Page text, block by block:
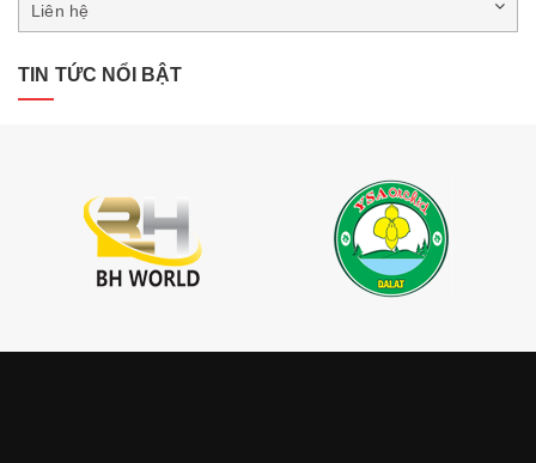
Liên hệ
TIN TỨC NỔI BẬT